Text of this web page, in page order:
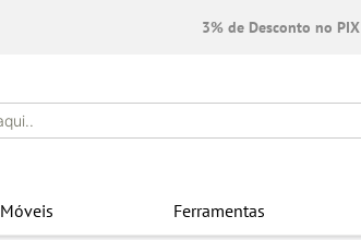
3% de Desconto no PIX
Móveis Ferramentas